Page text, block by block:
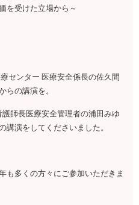
受けた立場から～
センター 医療安全係長の佐久間
らの講演を。
師長医療安全管理者の浦田みゆ
講演をしてくださいました。
も多くの方々にご参加いただきま